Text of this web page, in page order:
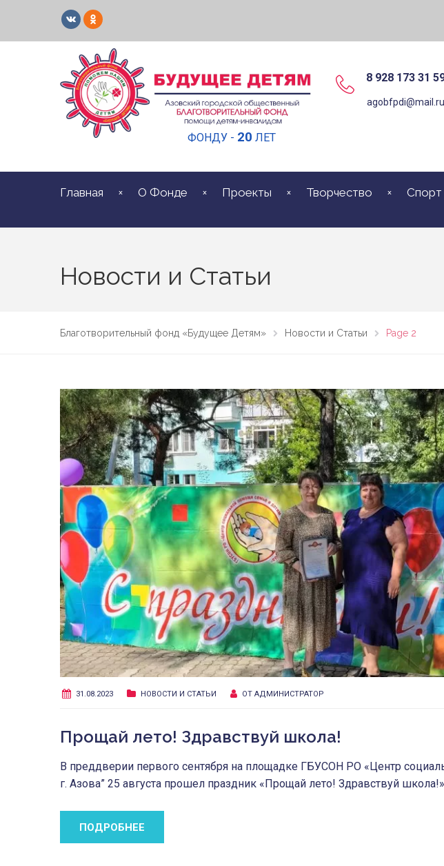
ФОНДУ - 20 ЛЕТ
8 928 173 31
agobfpdi@mail.ru
Главная О Фонде Проекты Творчество Спорт
Новости и Статьи
Благотворительный фонд «Будущее Детям» Новости и Статьи Page 2
31.08.2023 НОВОСТИ И СТАТЬИ ОТ АДМИНИСТРАТОР
Прощай лето! Здравствуй школа!
В преддверии первого сентября на площадке ГБУСОН РО «Центр
г. Азова” 25 августа прошел праздник «Прощай лето! Здравствуй школа!»
ПОДРОБНЕЕ